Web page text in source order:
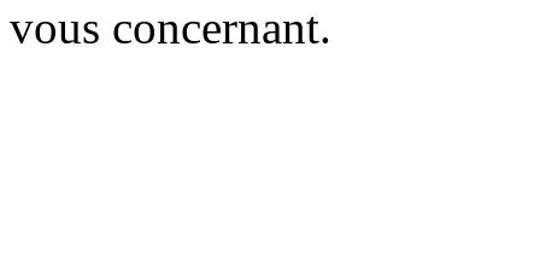
vous concernant.